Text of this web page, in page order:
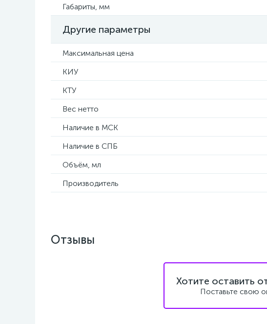
Габариты, мм
Другие параметры
Максимальная цена
КИУ
КТУ
Вес нетто
Наличие в МСК
Наличие в СПБ
Объём, мл
Производитель
Отзывы
Хотите оставить
Поставьте свою